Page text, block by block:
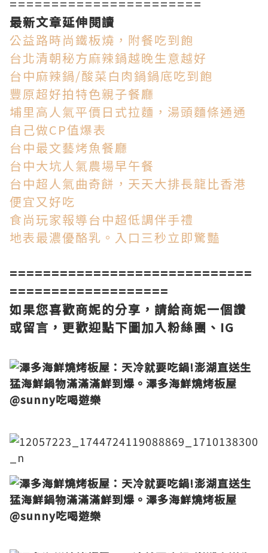
=======================
最新文章延伸閱讀
公益路時尚鐵板燒，附餐吃到飽
台北清朝秘方麻辣鍋越晚生意越好
台中麻辣鍋/酸菜白肉鍋鍋底吃到飽
豐原超好拍特色親子餐廳
埔里高人氣平價日式拉麵，湯頭麵條通通
自己做CP值爆表
台中最文藝烤魚餐廳
台中大坑人氣農場早午餐
台中超人氣曲奇餅，天天大排長龍比香港
便宜又好吃
食尚玩家報導台中超低調伴手禮
地表最濃優酪乳。入口三秒立即驚豔
=============================
===================
如果您喜歡商妮的分享，請給商妮一個讚
或留言，更歡迎點下圖加入粉絲團、IG